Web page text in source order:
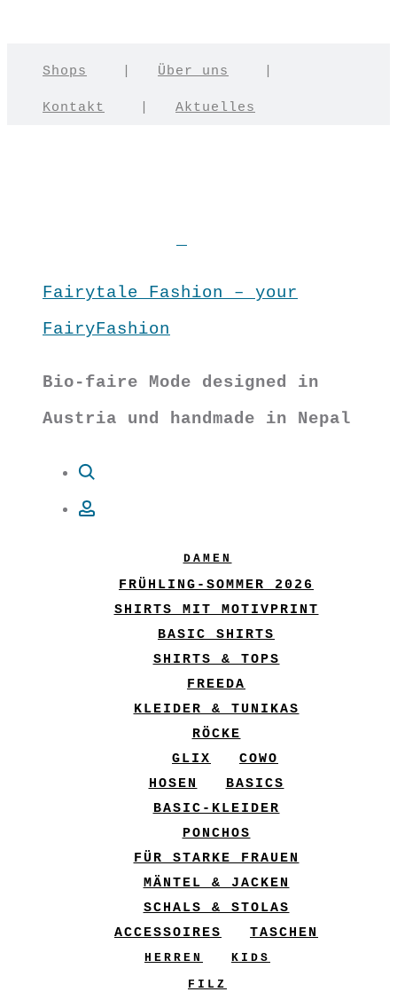
Shops Über uns
Kontakt Aktuelles
Fairytale Fashion – your
FairyFashion
Bio-faire Mode designed in
Austria und handmade in Nepal
DAMEN
FRÜHLING-SOMMER 2026
SHIRTS MIT MOTIVPRINT
BASIC SHIRTS
SHIRTS & TOPS
FREEDA
KLEIDER & TUNIKAS
RÖCKE
GLIX
COWO
HOSEN
BASICS
BASIC-KLEIDER
PONCHOS
FÜR STARKE FRAUEN
MÄNTEL & JACKEN
SCHALS & STOLAS
ACCESSOIRES
TASCHEN
HERREN
KIDS
FILZ